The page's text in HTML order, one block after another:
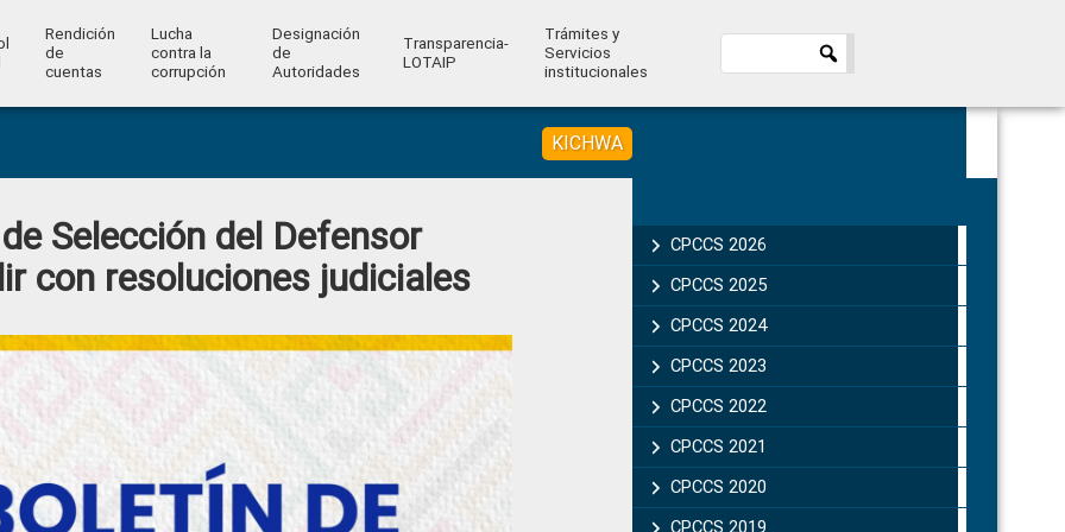
Rendición
de
cuentas
Lucha
contra la
corrupción
Designación
de
Autoridades
Transparencia-
LOTAIP
Trámites y
Servicios
institucionales
KICHWA
Selección del Defensor
con resoluciones judiciales
Sidebar
CPCCS 2026
CPCCS 2025
CPCCS 2024
CPCCS 2023
CPCCS 2022
CPCCS 2021
CPCCS 2020
CPCCS 2019 .